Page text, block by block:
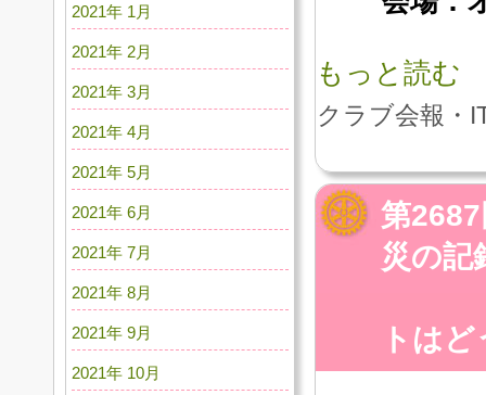
もっと読む
クラブ会報・
第
災の記
トは
2021年 1月
2021年 2月
2021年 3月
2021年 4月
2021年 5月
2021年 6月
2021年 7月
2021年 8月
2021年 9月
2021年 10月